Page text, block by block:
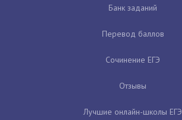
Банк заданий
Перевод баллов
Сочинение ЕГЭ
Отзывы
Лучшие онлайн-школы ЕГЭ